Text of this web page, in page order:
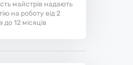
майстрів надають
на роботу від 2
до 12 місяців